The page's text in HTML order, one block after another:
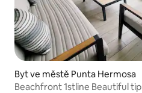
Byt ve městě Punta Hermosa
Beachfront 1stline Beautiful tip